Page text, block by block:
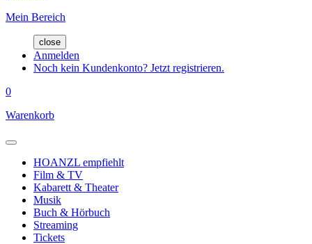
Mein Bereich
close
Anmelden
Noch kein Kundenkonto? Jetzt registrieren.
0
Warenkorb
HOANZL empfiehlt
Film & TV
Kabarett & Theater
Musik
Buch & Hörbuch
Streaming
Tickets